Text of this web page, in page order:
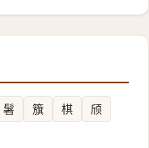
䰇 籏 棋
颀